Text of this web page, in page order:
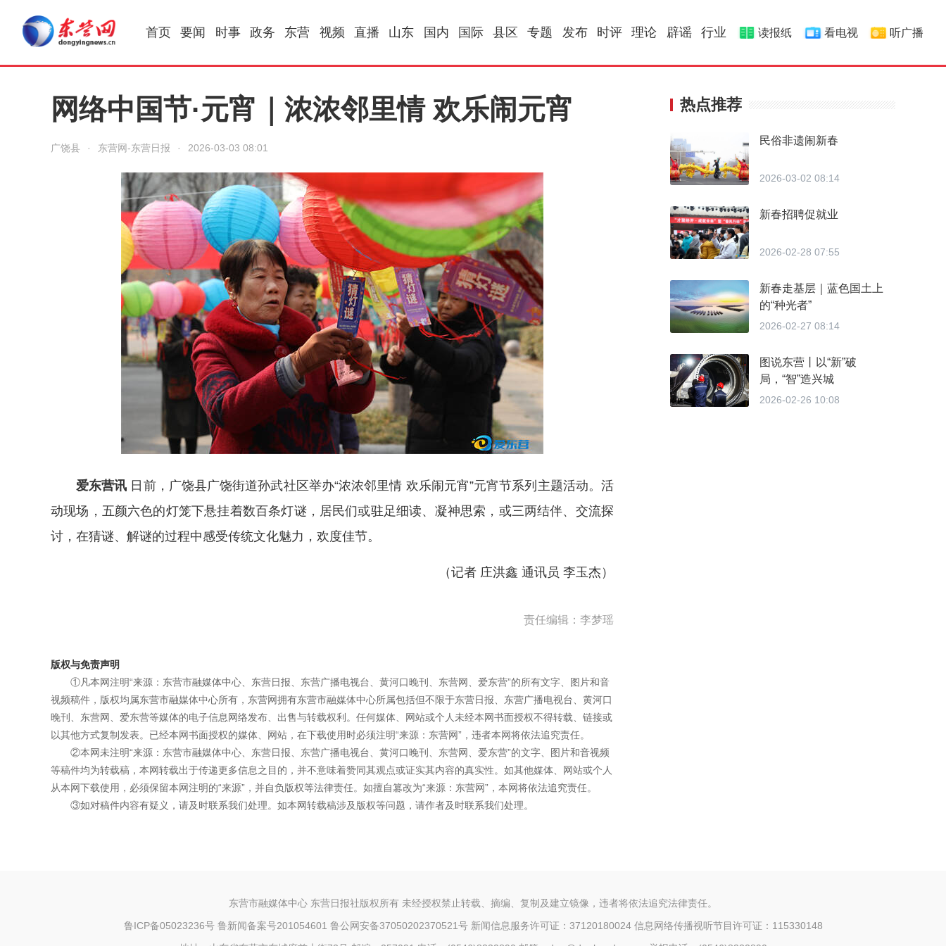
首页 要闻 时事 政务 东营 视频 直播 山东 国内 国际 县区 专题 发布 时评 理论 辟谣 行业 读报纸 看电视 听广播
网络中国节·元宵｜浓浓邻里情 欢乐闹元宵
广饶县 · 东营网-东营日报 · 2026-03-03 08:01
爱东营讯 日前，广饶县广饶街道孙武社区举办“浓浓邻里情 欢乐闹元宵”元宵节系列主题活动。活
动现场，五颜六色的灯笼下悬挂着数百条灯谜，居民们或驻足细读、凝神思索，或三两结伴、交流探
讨，在猜谜、解谜的过程中感受传统文化魅力，欢度佳节。
（记者 庄洪鑫 通讯员 李玉杰）
责任编辑：李梦瑶
版权与免责声明
①凡本网注明“来源：东营市融媒体中心、东营日报、东营广播电视台、黄河口晚刊、东营网、爱东营”的所有文字、图片和音
视频稿件，版权均属东营市融媒体中心所有，东营网拥有东营市融媒体中心所属包括但不限于东营日报、东营广播电视台、黄河口
晚刊、东营网、爱东营等媒体的电子信息网络发布、出售与转载权利。任何媒体、网站或个人未经本网书面授权不得转载、链接或
以其他方式复制发表。已经本网书面授权的媒体、网站，在下载使用时必须注明“来源：东营网”，违者本网将依法追究责任。
②本网未注明“来源：东营市融媒体中心、东营日报、东营广播电视台、黄河口晚刊、东营网、爱东营”的文字、图片和音视频
等稿件均为转载稿，本网转载出于传递更多信息之目的，并不意味着赞同其观点或证实其内容的真实性。如其他媒体、网站或个人
从本网下载使用，必须保留本网注明的“来源”，并自负版权等法律责任。如擅自篡改为“来源：东营网”，本网将依法追究责任。
③如对稿件内容有疑义，请及时联系我们处理。如本网转载稿涉及版权等问题，请作者及时联系我们处理。
热点推荐
民俗非遗闹新春
2026-03-02 08:14
新春招聘促就业
2026-02-28 07:55
新春走基层｜蓝色国土上
的“种光者”
2026-02-27 08:14
图说东营丨以“新”破
局，“智”造兴城
2026-02-26 10:08
东营市融媒体中心 东营日报社版权所有 未经授权禁止转载、摘编、复制及建立镜像，违者将依法追究法律责任。
鲁ICP备05023236号鲁新闻备案号201054601 鲁公网安备37050202370521号 新闻信息服务许可证：37120180024信息网络传播视听节目许可证：115330148